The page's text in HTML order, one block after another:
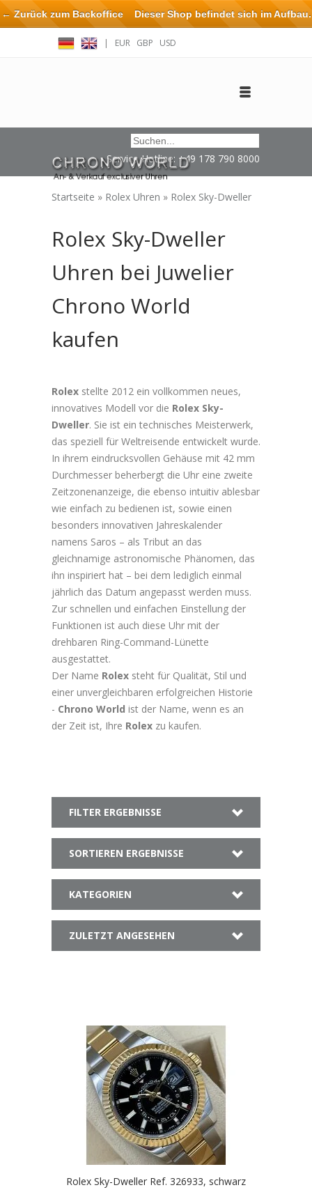
| EUR GBP USD
Service Hotline: +49 178 790 8000
Startseite » Rolex Uhren » Rolex Sky-Dweller
Rolex Sky-Dweller
Uhren bei Juwelier
Chrono World
kaufen
Rolex stellte 2012 ein vollkommen neues,
innovatives Modell vor die Rolex Sky-
Dweller. Sie ist ein technisches Meisterwerk,
das speziell für Weltreisende entwickelt wurde.
In ihrem eindrucksvollen Gehäuse mit 42 mm
Durchmesser beherbergt die Uhr eine zweite
Zeitzonenanzeige, die ebenso intuitiv ablesbar
wie einfach zu bedienen ist, sowie einen
besonders innovativen Jahreskalender
namens Saros – als Tribut an das
gleichnamige astronomische Phänomen, das
ihn inspiriert hat – bei dem lediglich einmal
jährlich das Datum angepasst werden muss.
Zur schnellen und einfachen Einstellung der
Funktionen ist auch diese Uhr mit der
drehbaren Ring-Command-Lünette
ausgestattet.
Der Name Rolex steht für Qualität, Stil und
einer unvergleichbaren erfolgreichen Historie
- Chrono World ist der Name, wenn es an
der Zeit ist, Ihre Rolex zu kaufen.
FILTER ERGEBNISSE
SORTIEREN ERGEBNISSE
KATEGORIEN
ZULETZT ANGESEHEN
Rolex Sky-Dweller Ref. 326933, schwarz
← Zurück zum BackofficeDieser Shop befindet sich im Aufbau.
Eventuell können nicht alle Bestellungen eingehalten oder erfüllt